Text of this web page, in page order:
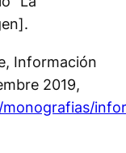
Información
2019,